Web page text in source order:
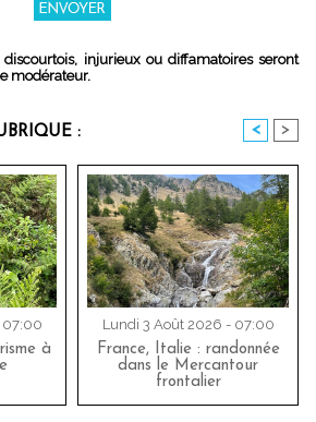
injurieux ou diffamatoires seront
modérateur.
: < >
07:00
à
Lundi 3 Août 2026 - 07:00
France, Italie : randonnée
dans le Mercantour
frontalier